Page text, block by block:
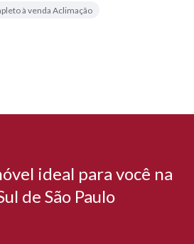
à venda Aclimação
ideal para você na
de São Paulo